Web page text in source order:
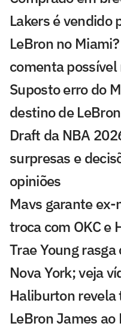
Lakers é vendido
LeBron no
comenta
Suposto erro do
destino de
Draft da NBA
surpresas e
opiniões
Mavs garante
troca com OKC e
Trae Young
Nova York; veja
Haliburton
LeBron James ao